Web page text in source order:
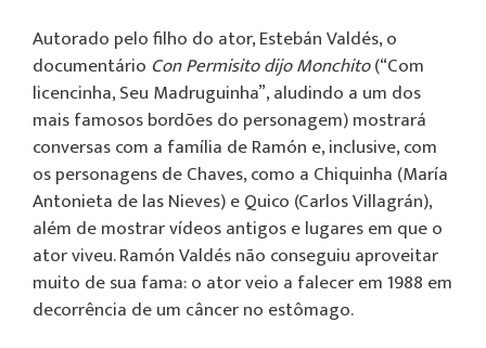
Autorado pelo filho do ator, Estebán Valdés, o
documentário Con Permisito dijo Monchito(“Com
licencinha, Seu Madruguinha”, aludindo a um dos
mais famosos bordões do personagem) mostrará
conversas com a família de Ramón e, inclusive, com
os personagens de Chaves, como a Chiquinha (María
Antonieta de las Nieves) e Quico (Carlos Villagrán),
além de mostrar vídeos antigos e lugares em que o
ator viveu. Ramón Valdés não conseguiu aproveitar
muito de sua fama: o ator veio a falecer em 1988 em
decorrência de um câncer no estômago.